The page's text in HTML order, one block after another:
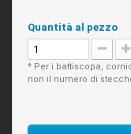
Quantità al pezzo
* Per i battiscopa,
non il numero di